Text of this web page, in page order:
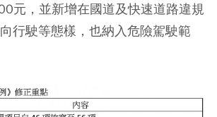
元，並新增在國道及快速道路違規
行駛等態樣，也納入危險駕駛範